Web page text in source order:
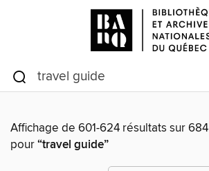
Affichage de 601-624 résultats sur 684
pour“travel guide”